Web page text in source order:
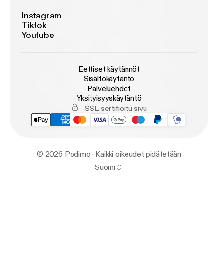
Instagram
Tiktok
Youtube
Eettiset käytännöt
Sisältökäytäntö
Palveluehdot
Yksityisyyskäytäntö
SSL-sertifioitu sivu
© 2026 Podimo · Kaikki oikeudet pidätetään
Suomi